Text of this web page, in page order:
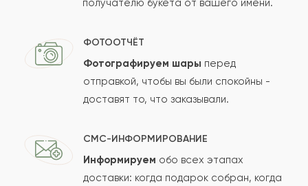
получателю букета от вашего имени.
ФОТООТЧЁТ
Фотографируем шары перед
отправкой, чтобы вы были спокойны -
доставят то, что заказывали.
СМС-ИНФОРМИРОВАНИЕ
Информируем обо всех этапах
доставки: когда подарок собран, когда